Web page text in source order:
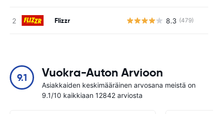
Flizzr 8.3 (479)
9.1 Vuokra-Auton Arvioon
Asiakkaiden keskimääräinen arvosana meistä on
9.1/10 kaikkiaan 12842 arviosta